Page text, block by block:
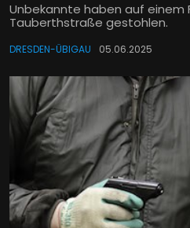
Unbekannte haben auf einem
Tauberthstraße gestohlen.
DRESDEN-ÜBIGAU 05.06.2025